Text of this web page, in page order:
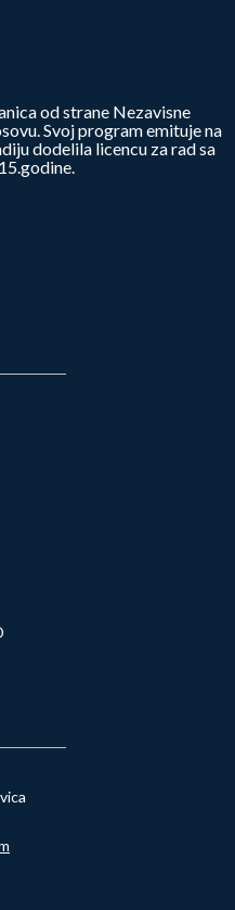
od strane Nezavisne
Svoj program emituje na
dodelila licencu za rad sa